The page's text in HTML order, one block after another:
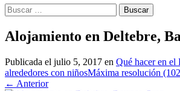
Buscar:
Alojamiento en Deltebre,
Publicada el julio 5, 2017 en Qué hacer en
alrededores con niñosMáxima resolución
← Anterior